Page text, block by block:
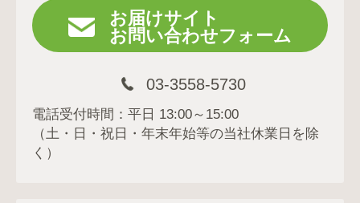
お届けサイト
お問い合わせフォーム
03-3558-5730
電話受付時間：平日 13:00～15:00
（土・日・祝日・年末年始等の当社休業日を除
く）